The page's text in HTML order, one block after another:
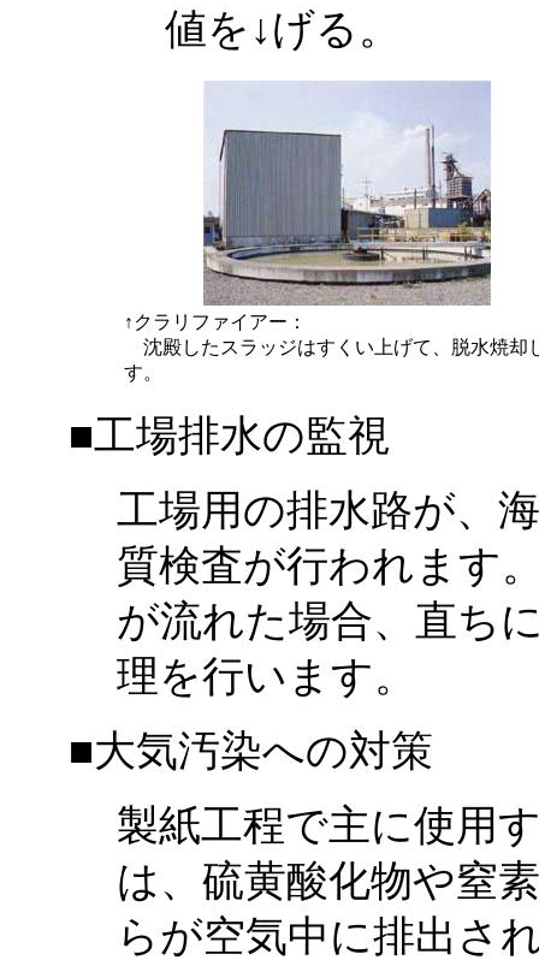
値を↓げる。
↑クラリファイアー：
沈殿したスラッジはすくい上げて、脱水焼却
す。
■工場排水の監視
工場用の排水路が、
質検査が行われます
が流れた場合、直ち
理を行います。
■大気汚染への対策
製紙工程で主に使用
は、硫黄酸化物や窒
らが空気中に排出さ